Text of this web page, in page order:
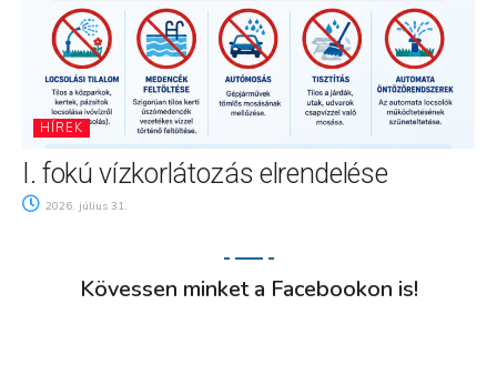
HÍREK
I. fokú vízkorlátozás elrendelése
2026. július 31.
Kövessen minket a Facebookon is!